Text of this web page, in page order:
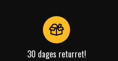
30 dages returret!